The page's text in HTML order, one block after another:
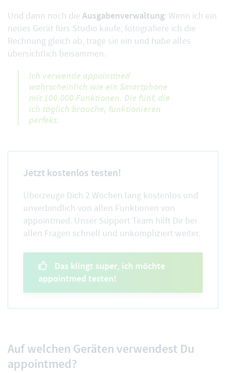
Und dann noch die Ausgabenverwaltung: Wenn ich ein
neues Gerät fürs Studio kaufe, fotografiere ich die
Rechnung gleich ab, trage sie ein und habe alles
übersichtlich beisammen.
Ich verwende appointmed
wahrscheinlich wie ein Smartphone
mit 100.000 Funktionen. Die fünf, die
ich täglich brauche, funktionieren
perfekt.
Jetzt kostenlos testen!
Überzeuge Dich 2 Wochen lang kostenlos und
unverbindlich von allen Funktionen von
appointmed. Unser Support Team hilft Dir bei
allen Fragen schnell und unkompliziert weiter.
Das klingt super, ich möchte
appointmed testen!
Auf welchen Geräten verwendest Du
appointmed?